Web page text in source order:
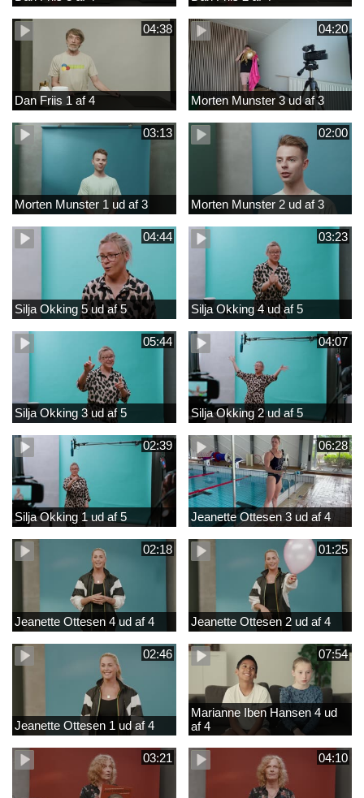
04:38
Dan Friis 1 af 4
04:20
Morten Munster 3 ud af 3
03:13
Morten Munster 1 ud af 3
02:00
Morten Munster 2 ud af 3
04:44
Silja Okking 5 ud af 5
03:23
Silja Okking 4 ud af 5
05:44
Silja Okking 3 ud af 5
04:07
Silja Okking 2 ud af 5
02:39
Silja Okking 1 ud af 5
06:28
Jeanette Ottesen 3 ud af 4
02:18
Jeanette Ottesen 4 ud af 4
01:25
Jeanette Ottesen 2 ud af 4
02:46
Jeanette Ottesen 1 ud af 4
07:54
Marianne Iben Hansen 4 ud
af 4
03:21 04:10